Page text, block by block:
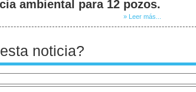
ambiental para 12 pozos.
» Leer más...
noticia?